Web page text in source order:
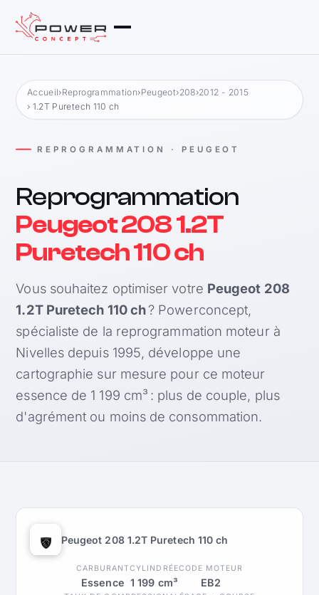
Accueil›Reprogrammation›Peugeot›208›2012 - 2015
› 1.2T Puretech 110 ch
REPROGRAMMATION · PEUGEOT
Reprogrammation
Peugeot 208 1.2T
Puretech 110 ch
Vous souhaitez optimiser votre Peugeot 208
1.2T Puretech 110 ch? Powerconcept,
spécialiste de la reprogrammation moteur à
Nivelles depuis 1995, développe une
cartographie sur mesure pour ce moteur
essence de 1 199 cm³ : plus de couple, plus
d'agrément ou moins de consommation.
Peugeot 208 1.2T Puretech 110 ch
CARBURANT
Essence
CYLINDRÉE
1 199 cm³
CODE MOTEUR
EB2